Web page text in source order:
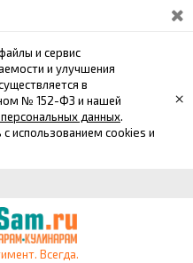
и сервис
и улучшения
в
№ 152-ФЗ и нашей
данных.
с использованием cookies и
×
Всегда.